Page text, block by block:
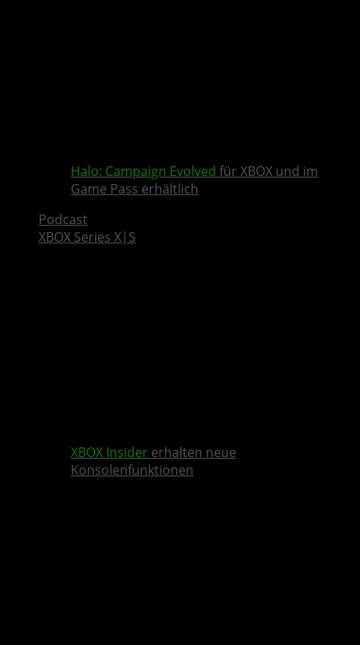
Halo: Campaign Evolved für XBOX und im
Game Pass erhältlich
Podcast
XBOX Series X|S
XBOX Insider erhalten neue
Konsolenfunktionen